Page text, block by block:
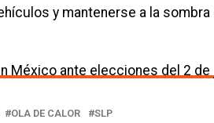
y mantenerse a la
México ante elecciones del 2 de
OLA DE CALOR SLP